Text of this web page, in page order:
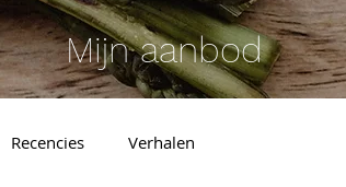
Mijn aanbod
Recencies Verhalen